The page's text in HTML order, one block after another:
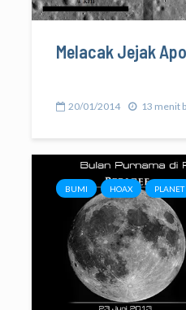
Melacak Jejak
20/01/2014 13 menit
BUMI HOAX PLANET